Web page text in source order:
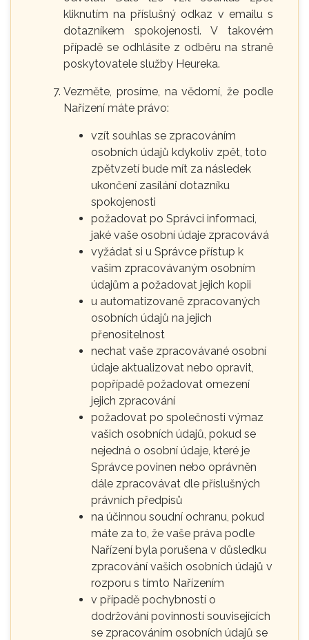
kliknutím na příslušný odkaz v emailu s
dotazníkem spokojenosti. V takovém
případě se odhlásíte z odběru na straně
poskytovatele služby Heureka.
Vezměte, prosíme, na vědomí, že podle
Nařízení máte právo:
vzít souhlas se zpracováním
osobních údajů kdykoliv zpět, toto
zpětvzetí bude mít za následek
ukončení zasílání dotazníku
spokojenosti
požadovat po Správci informaci,
jaké vaše osobní údaje zpracovává
vyžádat si u Správce přístup k
vašim zpracovávaným osobním
údajům a požadovat jejich kopii
u automatizovaně zpracovaných
osobních údajů na jejich
přenositelnost
nechat vaše zpracovávané osobní
údaje aktualizovat nebo opravit,
popřípadě požadovat omezení
jejich zpracování
požadovat po společnosti výmaz
vašich osobních údajů, pokud se
nejedná o osobní údaje, které je
Správce povinen nebo oprávněn
dále zpracovávat dle příslušných
právních předpisů
na účinnou soudní ochranu, pokud
máte za to, že vaše práva podle
Nařízení byla porušena v důsledku
zpracování vašich osobních údajů v
rozporu s tímto Nařízením
v případě pochybností o
dodržování povinností souvisejících
se zpracováním osobních údajů se